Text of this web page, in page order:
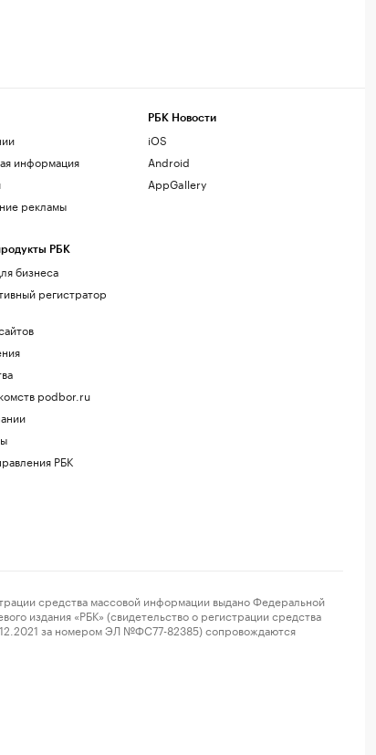
информация
рекламы
РБК
бизнеса
регистратор
podbor.ru
РБК
РБК Новости
iOS
Android
AppGallery
средства массовой информации выдано Федеральной
издания «РБК» (свидетельство о регистрации средства
за номером ЭЛ №ФС77-82385) сопровождаются